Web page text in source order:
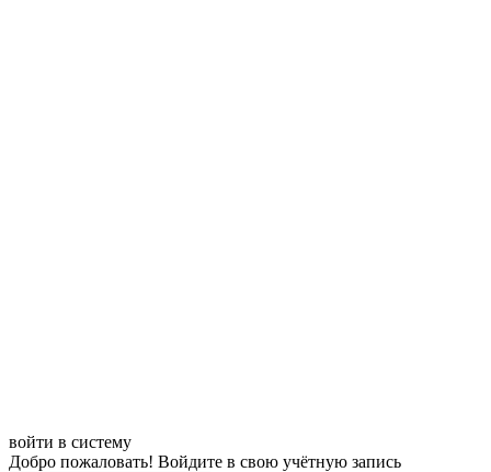
войти в систему
Добро пожаловать! Войдите в свою учётную запись